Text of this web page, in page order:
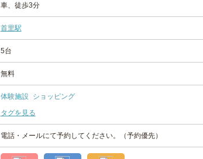
車、徒歩3分
首里駅
5台
無料
体験施設
ショッピング
タグを見る
電話・メールにて予約してください。（予約優先）